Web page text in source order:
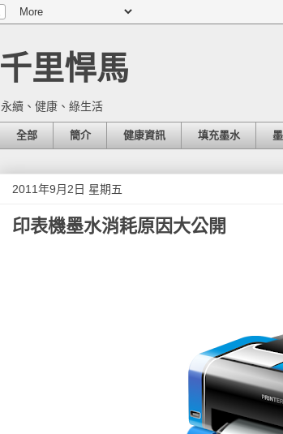
千里悍馬
永續、健康、綠生活
全部 簡介 健康資訊 填充墨水
2011年9月2日 星期五
印表機墨水消耗原因大公開